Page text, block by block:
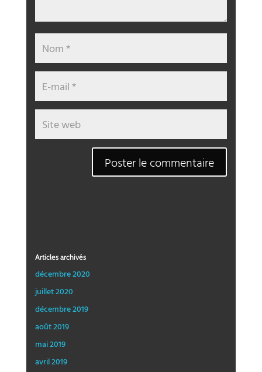
Articles archivés
décembre 2020
juillet 2020
décembre 2019
août 2019
mai 2019
avril 2019